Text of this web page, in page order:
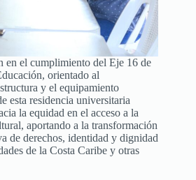
en el cumplimiento del Eje 16 de
orientado al
y el equipamiento
esta residencia universitaria
la equidad en el acceso a la
aportando a la transformación
de derechos, identidad y dignidad
de la Costa Caribe y otras